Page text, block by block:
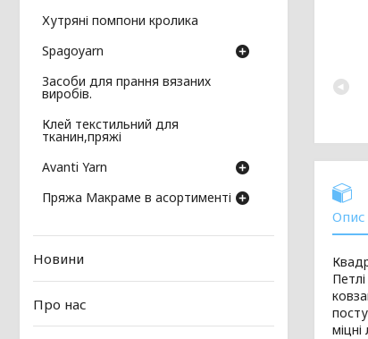
Опис
Хутряні помпони кролика
Spagoyarn
Засоби для прання вязаних
виробів.
Клей текстильний для
тканин,пряжі
Avanti Yarn
Пряжа Макраме в асортименті
Новини
Про нас